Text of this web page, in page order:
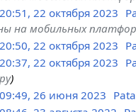
20:51, 22 октября 2023
на мобильных
20:50, 22 октября 2023
20:37, 22 октября 2023
09:49, 26 июня 2023